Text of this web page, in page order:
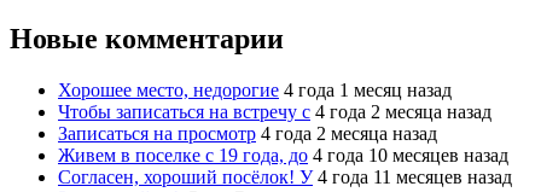
Новые комментарии
Хорошее место, недорогие 4 года 1 месяц назад
Чтобы записаться на встречу с 4 года 2 месяца назад
Записаться на просмотр 4 года 2 месяца назад
Живем в поселке с 19 года, до 4 года 10 месяцев назад
Согласен, хороший посёлок! У 4 года 11 месяцев назад